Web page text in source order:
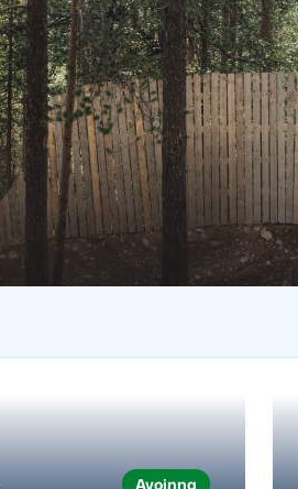
Avoinna